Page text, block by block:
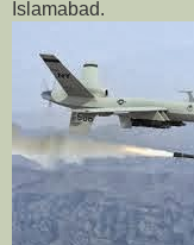
Islamabad.